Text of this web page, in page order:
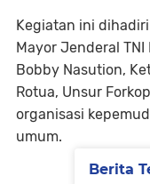
Kegiatan ini
Mayor Jenderal
Bobby Nasution,
Rotua, Unsur
organisasi
umum.
Berita